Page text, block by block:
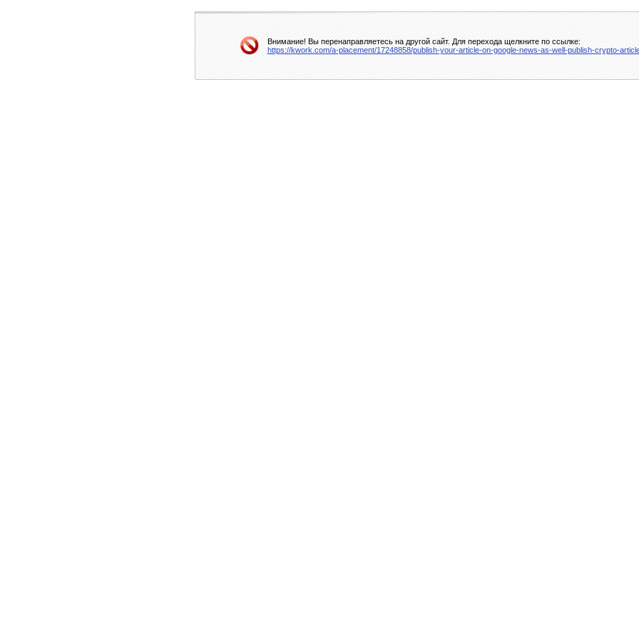
Внимание! Вы перенаправляетесь на другой сайт. Для перехода щелкните по ссылке:
https://kwork.com/a-placement/17248858/publish-your-article-on-google-news-as-well-publish-crypto-